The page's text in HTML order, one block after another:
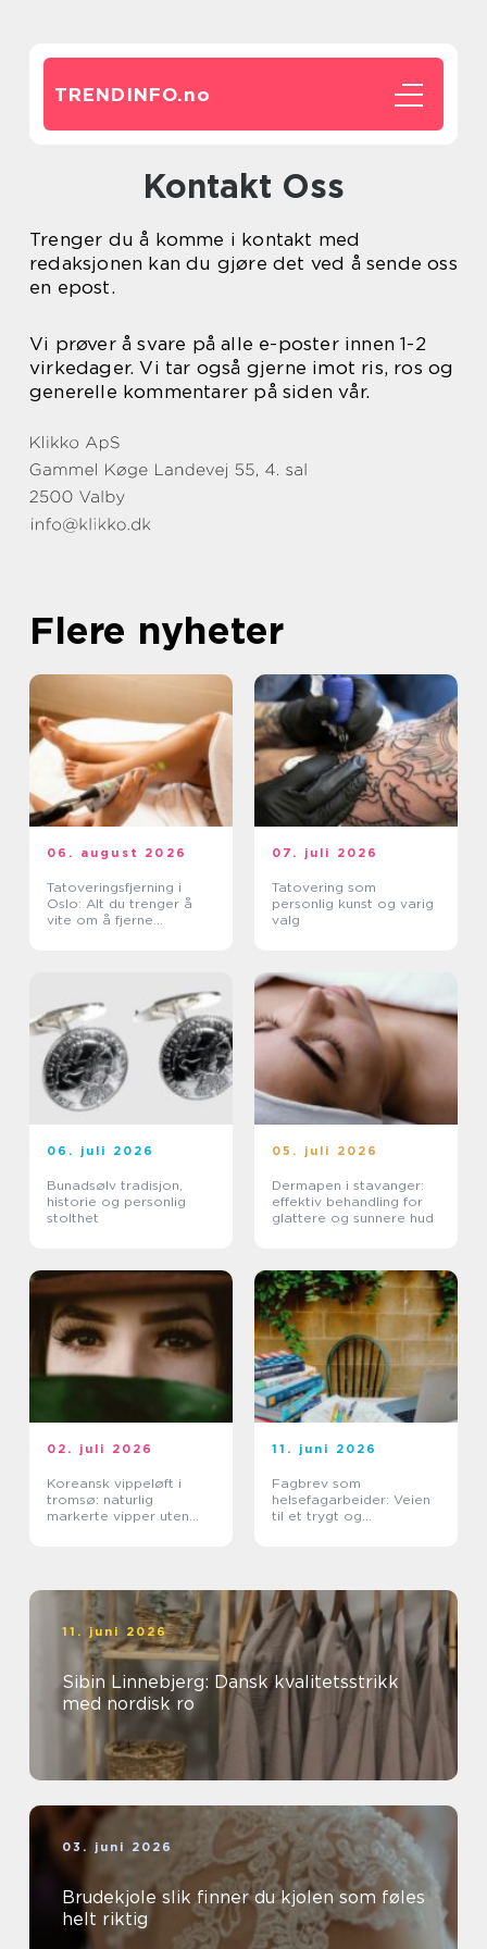
TRENDINFO.no
Kontakt Oss
Trenger du å komme i kontakt med
redaksjonen kan du gjøre det ved å sende oss
en epost.
Vi prøver å svare på alle e-poster innen 1-2
virkedager. Vi tar også gjerne imot ris, ros og
generelle kommentarer på siden vår.
Flere nyheter
06. august 2026
Tatoveringsfjerning i
Oslo: Alt du trenger å
vite om å fjerne
07. juli 2026
Tatovering som
personlig kunst og varig
valg
06. juli 2026
Bunadsølv tradisjon,
historie og personlig
stolthet
05. juli 2026
Dermapen i stavanger:
effektiv behandling for
glattere og sunnere hud
02. juli 2026
Koreansk vippeløft i
tromsø: naturlig
markerte vipper uten
11. juni 2026
Fagbrev som
helsefagarbeider: Veien
til et trygt og
11. juni 2026
Sibin Linnebjerg: Dansk kvalitetsstrikk
med nordisk ro
03. juni 2026
Brudekjole slik finner du kjolen som føles
helt riktig